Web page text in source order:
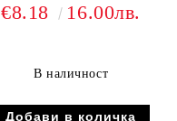
€8.18 16.00лв.
В наличност